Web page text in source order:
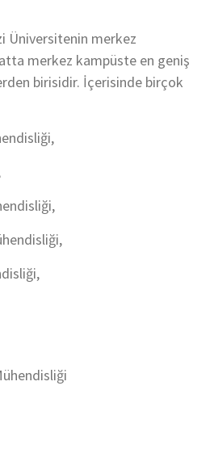
Üniversitenin merkez
merkez kampüste en geniş
birisidir. İçerisinde birçok